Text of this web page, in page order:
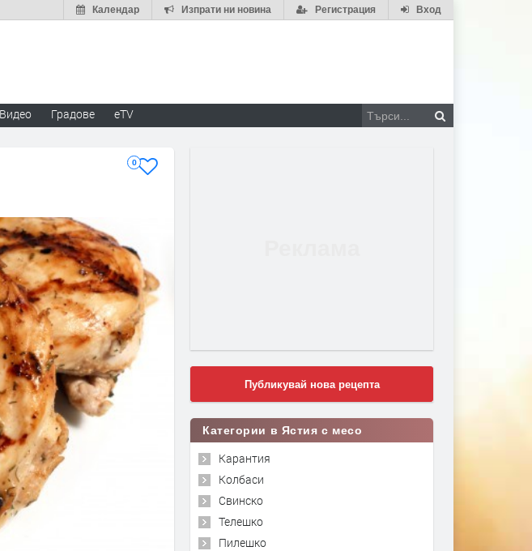
Вход
Регистрация
Изпрати ни новина
Календар
Видео Градове eTV
0
Публикувай нова рецепта
Категории в Ястия с месо
Карантия
Колбаси
Свинско
Телешко
Пилешко